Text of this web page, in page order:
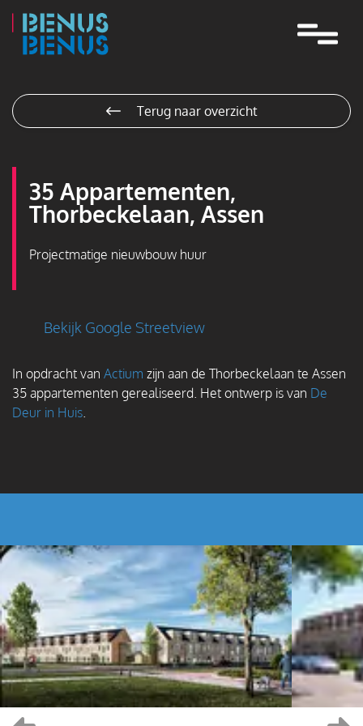
overslaan
Terug naar overzicht
35 Appartementen,
Thorbeckelaan, Assen
Projectmatige nieuwbouw huur
Bekijk Google Streetview
In opdracht van Actium zijn aan de Thorbeckelaan te Assen
35 appartementen gerealiseerd. Het ontwerp is van De
Deur in Huis.